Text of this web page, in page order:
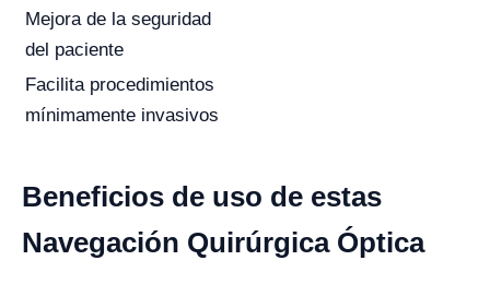
Mejora de la seguridad
del paciente
Facilita procedimientos
mínimamente invasivos
Beneficios de uso de estas
Navegación Quirúrgica Óptica